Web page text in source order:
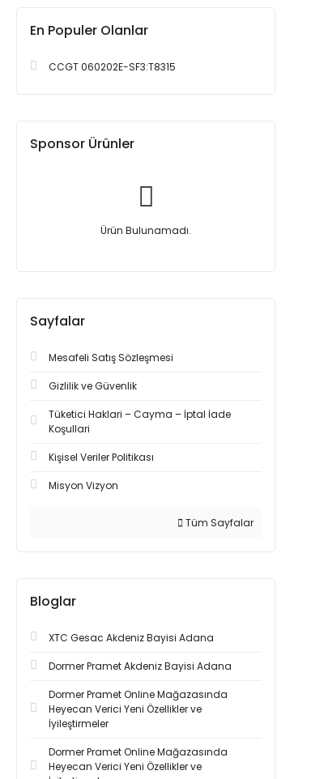
En Populer Olanlar
CCGT 060202E-SF3:T8315
Sponsor Ürünler
Ürün Bulunamadı.
Sayfalar
Mesafeli Satış Sözleşmesi
Gizlilik ve Güvenlik
Tüketici Haklari – Cayma – İptal İade
Koşullari
Kişisel Veriler Politikası
Misyon Vizyon
Tüm Sayfalar
Bloglar
XTC Gesac Akdeniz Bayisi Adana
Dormer Pramet Akdeniz Bayisi Adana
Dormer Pramet Online Mağazasında
Heyecan Verici Yeni Özellikler ve
İyileştirmeler
Dormer Pramet Online Mağazasında
Heyecan Verici Yeni Özellikler ve